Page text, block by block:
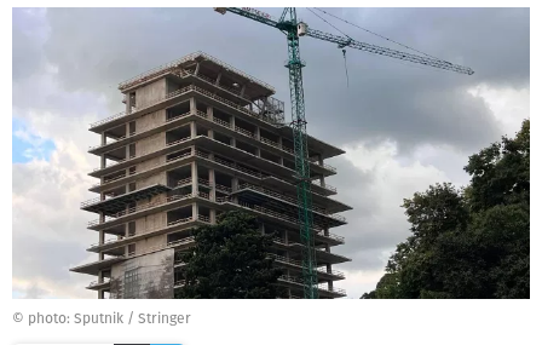
© photo: Sputnik / Stringer